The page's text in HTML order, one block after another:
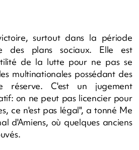
surtout dans la période
des plans sociaux. Elle est
de la lutte pour ne pas se
multinationales possédant des
réserve. C'est un jugement
on ne peut pas licencier pour
ce n'est pas légal", a tonné Me
d'Amiens, où quelques anciens